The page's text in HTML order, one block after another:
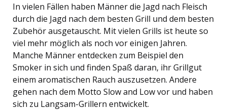
In vielen Fällen haben Männer die Jagd nach Fleisch
durch die Jagd nach dem besten Grill und dem besten
Zubehör ausgetauscht. Mit vielen Grills ist heute so
viel mehr möglich als noch vor einigen Jahren.
Manche Männer entdecken zum Beispiel den
Smoker in sich und finden Spaß daran, ihr Grillgut
einem aromatischen Rauch auszusetzen. Andere
gehen nach dem Motto Slow and Low vor und haben
sich zu Langsam-Grillern entwickelt.